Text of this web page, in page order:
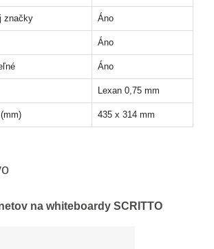
značky Áno
Áno
Áno
Lexan 0,75 mm
435 x 314 mm
na whiteboardy SCRITTO